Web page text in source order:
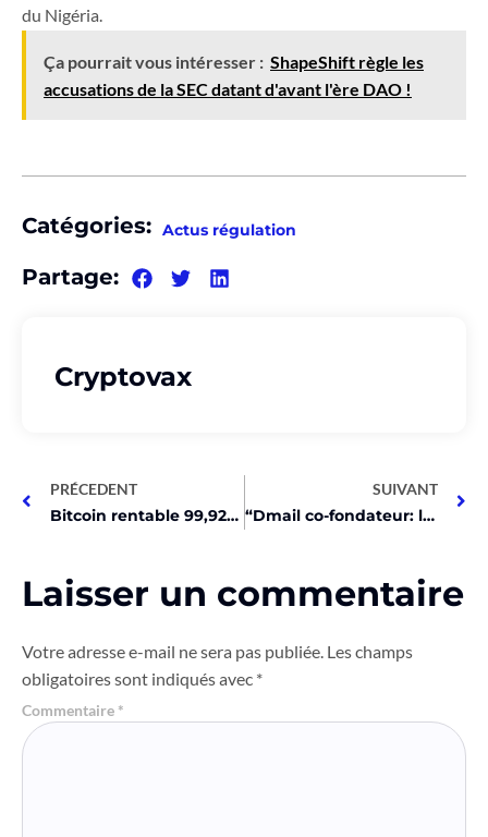
du Nigéria.
Ça pourrait vous intéresser : ShapeShift règle les
accusations de la SEC datant d'avant l'ère DAO !
Catégories: Actus régulation
Partage:
Cryptovax
PRÉCEDENT
Bitcoin rentable 99,92% du temps? Découvrez comment!
SUIVANT
“Dmail co-fondateur: l’email doit être décentralisé!”
Laisser un commentaire
Votre adresse e-mail ne sera pas publiée. Les champs
obligatoires sont indiqués avec *
Commentaire *